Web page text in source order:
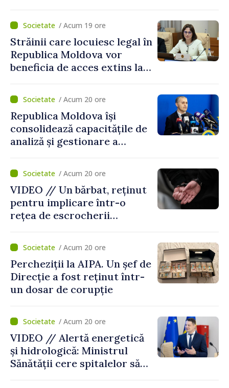
/ Acum 19 ore
Străinii care locuiesc legal în
Republica Moldova vor
beneficia de acces extins la
socială și financiară
/ Acum 20 ore
Republica Moldova își
consolidează capacitățile de
analiză și gestionare a
securității naționale.
Metodologia aprobată de
Guvern
/ Acum 20 ore
VIDEO // Un bărbat, reținut
pentru implicare într-o
rețea de escrocherii
curieri și colectat banii
obținuți ilegal/ Acum 20 ore
Percheziții la AIPA. Un șef de
Direcție a fost reținut într-
un dosar de corupție
/ Acum 20 ore
VIDEO // Alertă energetică
și hidrologică: Ministrul
Sănătății cere spitalelor să-și